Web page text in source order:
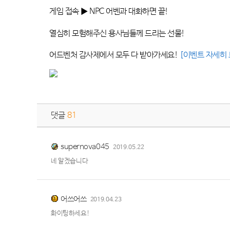
게임 접속 ▶NPC 어벤과 대화하면 끝!
열심히 모험해주신 용사님들께 드리는 선물!
어드벤처 감사제에서 모두 다 받아가세요! 이 벤트 자세히
댓글 81
supernova045 2019.05.22
네 알겠습니다
어쓰어쓰 2019.04.23
화이팅하세요!